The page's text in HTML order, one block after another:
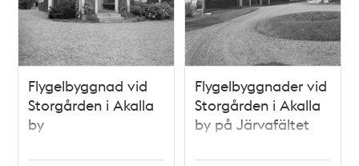
Flygelbyggnad vid
Storgården i Akalla
by
Flygelbyggnader vid
Storgården i Akalla
by på Järvafältet